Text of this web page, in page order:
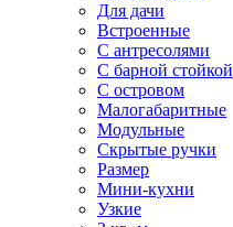
Для дачи
Встроенные
С антресолями
С барной стойкой
С островом
Малогабаритные
Модульные
Скрытые ручки
Размер
Мини-кухни
Узкие